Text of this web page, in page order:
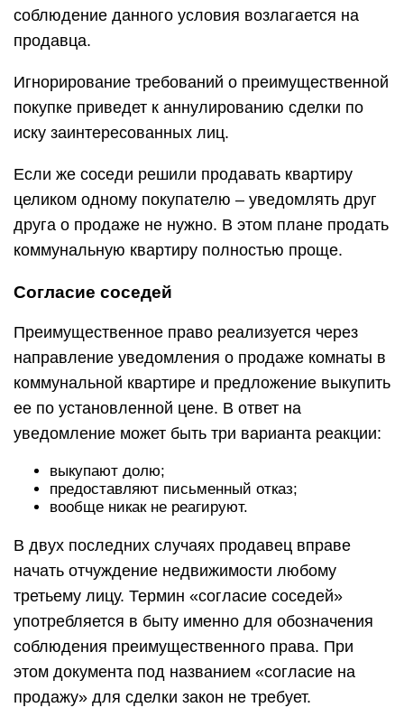
соблюдение данного условия возлагается на
продавца.
Игнорирование требований о преимущественной
покупке приведет к аннулированию сделки по
иску заинтересованных лиц.
Если же соседи решили продавать квартиру
целиком одному покупателю – уведомлять друг
друга о продаже не нужно. В этом плане продать
коммунальную квартиру полностью проще.
Согласие соседей
Преимущественное право реализуется через
направление уведомления о продаже комнаты в
коммунальной квартире и предложение выкупить
ее по установленной цене. В ответ на
уведомление может быть три варианта реакции:
выкупают долю;
предоставляют письменный отказ;
вообще никак не реагируют.
В двух последних случаях продавец вправе
начать отчуждение недвижимости любому
третьему лицу. Термин «согласие соседей»
употребляется в быту именно для обозначения
соблюдения преимущественного права. При
этом документа под названием «согласие на
продажу» для сделки закон не требует.